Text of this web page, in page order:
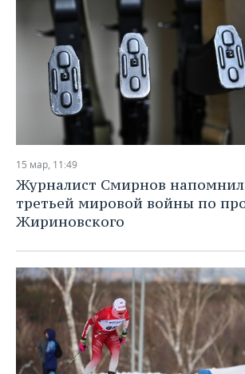
15 мар, 11:49
Журналист Смирнов напомнил
третьей мировой войны по
Жириновского